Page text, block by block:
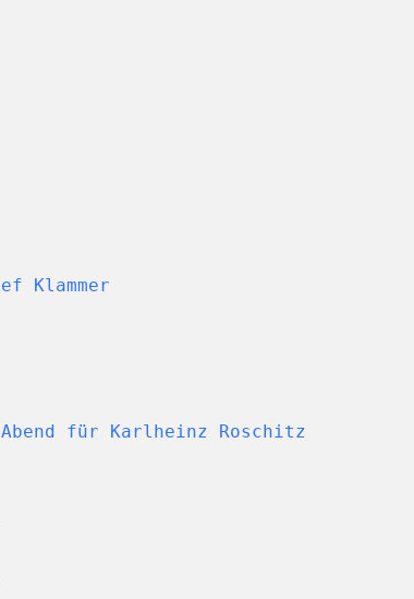
Klammer
für Karlheinz Roschitz